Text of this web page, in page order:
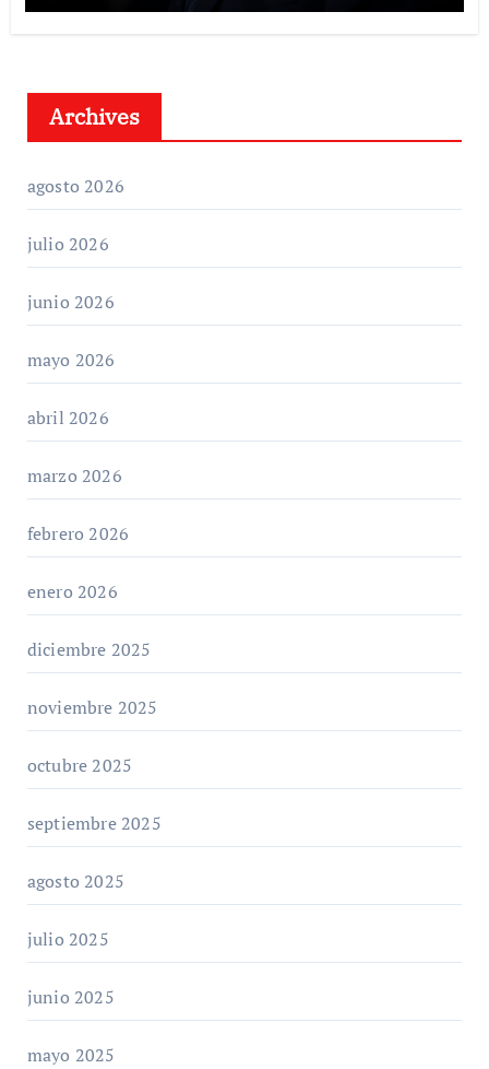
Archives
agosto 2026
julio 2026
junio 2026
mayo 2026
abril 2026
marzo 2026
febrero 2026
enero 2026
diciembre 2025
noviembre 2025
octubre 2025
septiembre 2025
agosto 2025
julio 2025
junio 2025
mayo 2025